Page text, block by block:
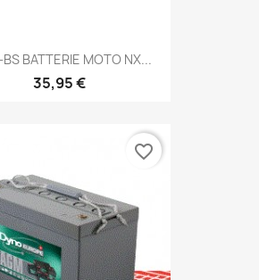
BATTERIE MOTO NX...
35,95 €
favorite_border